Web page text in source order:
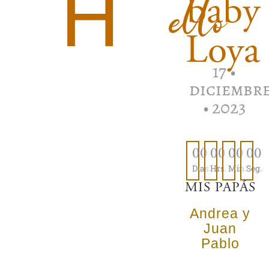
ello
baby
Loya
17 •
• 2023
00
Días
00
Hrs.
00
Min.
00
Seg.
MIS PAPÁS
Andrea y
Juan
Pablo